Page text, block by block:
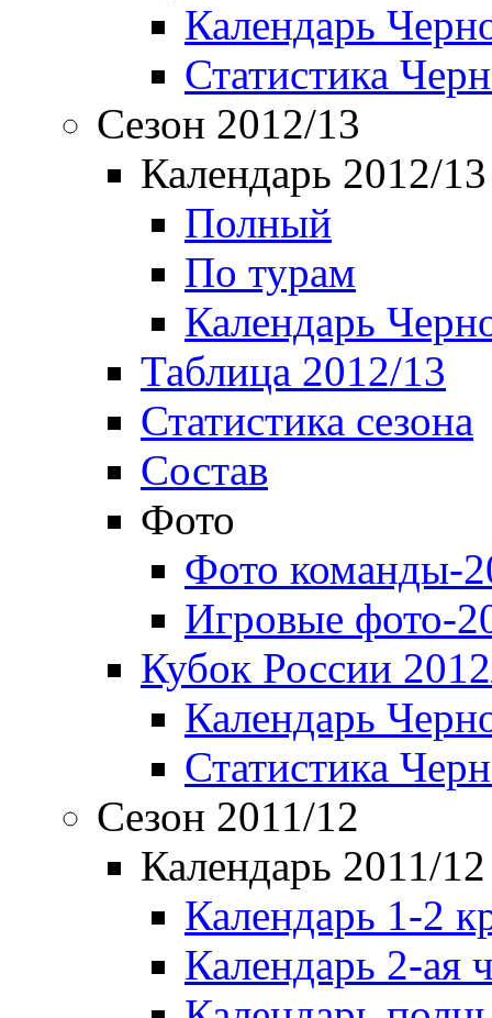
Календарь
Статистика
Сезон 2012/13
Календарь 2012/13
Полный
По турам
Календарь
Таблица 2012/13
Статистика сезона
Состав
Фото
Фото команды-
Игровые фото-
Кубок России
Календарь
Статистика
Сезон 2011/12
Календарь 2011/12
Календарь 1-2
Календарь 2-ая